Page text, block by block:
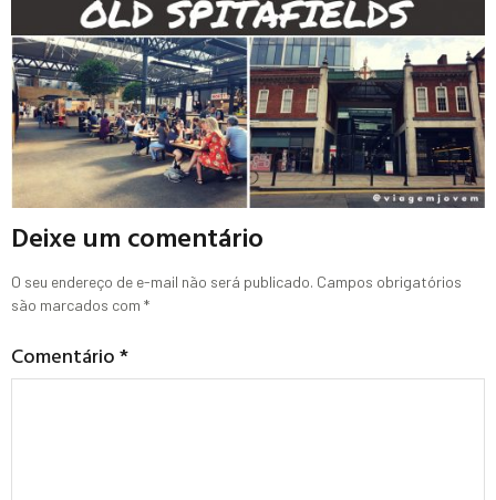
Deixe um comentário
O seu endereço de e-mail não será publicado. Campos obrigatórios
são marcados com *
Comentário*